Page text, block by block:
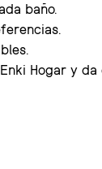
baño.
Hogar y